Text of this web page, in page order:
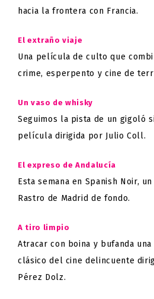
hacia la frontera con Francia.
El extraño viaje
Una película de culto que
crime, esperpento y cine de
Un vaso de whisky
Seguimos la pista de un gigoló
película dirigida por Julio Coll.
El expreso de Andalucía
Esta semana en Spanish Noir, un
Rastro de Madrid de fondo.
A tiro limpio
Atracar con boina y bufanda
clásico del cine delincuente
Pérez Dolz.